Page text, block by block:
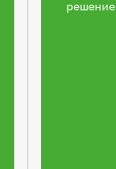
решение